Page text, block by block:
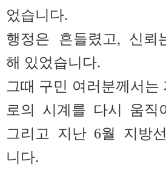
었습니다.
행정은 흔들렸고, 신뢰
해 있었습니다.
그때 구민 여러분께서
로의 시계를 다시 움직
그리고 지난 6월 지방
니다.